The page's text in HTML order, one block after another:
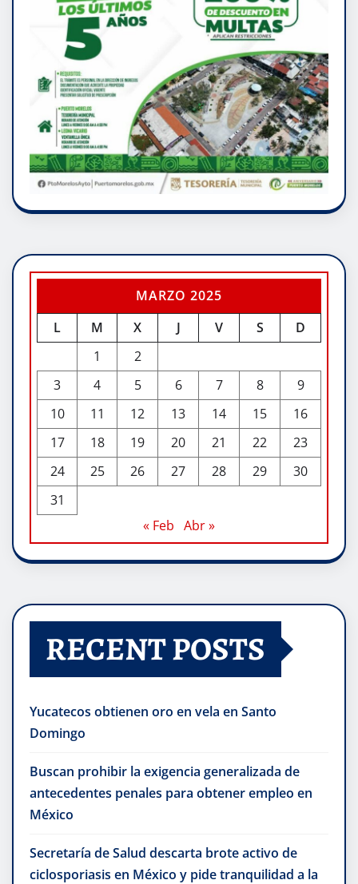
MARZO 2025
L
M X J V S
D
1
2
3
4 5 6 7 8
9
10
11 12 13 14 15
16
17
18 19 20 21 22
23
24
25 26 27 28 29
30
31
« Feb Abr »
RECENT POSTS
Yucatecos obtienen oro en vela en Santo
Domingo
Buscan prohibir la exigencia generalizada de
antecedentes penales para obtener empleo en
México
Secretaría de Salud descarta brote activo de
ciclosporiasis en México y pide tranquilidad a la